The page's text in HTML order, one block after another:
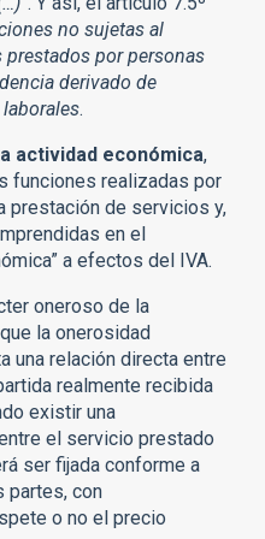
no sujetas al
por personas
derivado de
.
actividad económica,
funciones realizadas por
prestación de servicios y,
en el
a efectos del IVA.
oneroso de la
la onerosidad
una relación directa entre
realmente recibida
existir una
el servicio prestado
ser fijada conforme a
partes, con
o no el precio